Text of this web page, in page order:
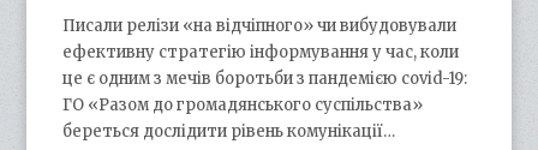
Писали релізи «на відчіпного» чи вибудовували
ефективну стратегію інформування у час, коли
це є одним з мечів боротьби з пандемією covid-19:
ГО «Разом до громадянського суспільства»
береться дослідити рівень комунікації…